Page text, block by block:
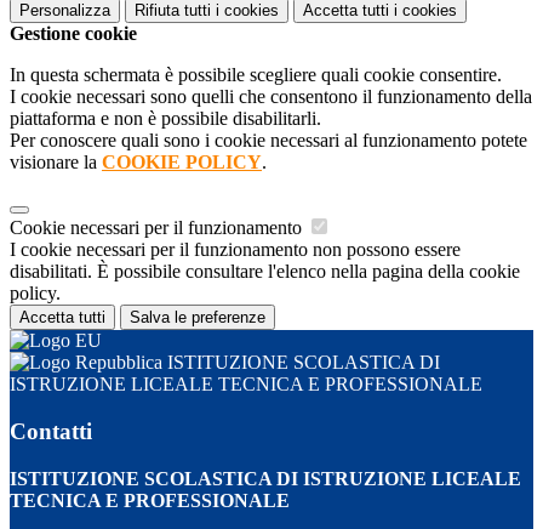
Personalizza Rifiuta tutti i cookies Accetta tutti i cookies
Gestione cookie
In questa schermata è possibile scegliere quali cookie consentire.
I cookie necessari sono quelli che consentono il funzionamento della
piattaforma e non è possibile disabilitarli.
Per conoscere quali sono i cookie necessari al funzionamento potete
visionare la COOKIE POLICY.
Cookie necessari per il funzionamento
I cookie necessari per il funzionamento non possono essere
disabilitati. È possibile consultare l'elenco nella pagina della cookie
policy.
Accetta tutti Salva le preferenze
ISTITUZIONE SCOLASTICA DI
ISTRUZIONE LICEALE TECNICA E PROFESSIONALE
Contatti
ISTITUZIONE SCOLASTICA DI ISTRUZIONE LICEALE
TECNICA E PROFESSIONALE